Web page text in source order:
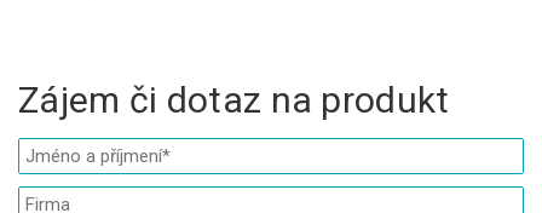
Zájem či dotaz na produkt